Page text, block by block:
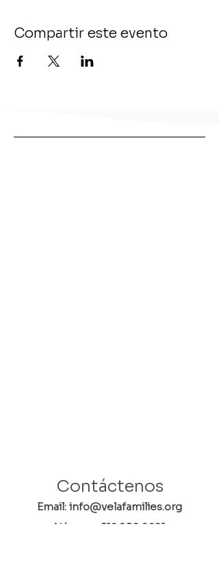
Compartir este evento
Contáctenos
Email: info@velafamilies.org
Número:
512.850.8281